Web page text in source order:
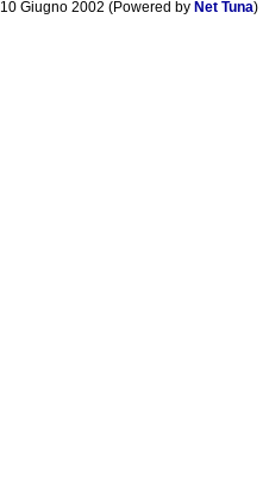
10 Giugno 2002 (Powered by Net Tuna)